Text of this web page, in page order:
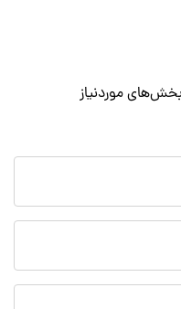
بخش‌های موردنیاز